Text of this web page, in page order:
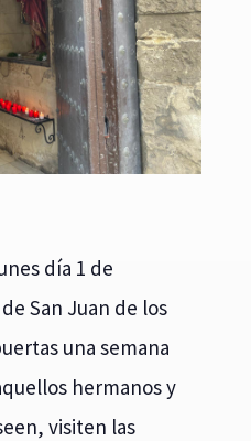
día 1 de
San Juan de los
una semana
hermanos y
visiten las